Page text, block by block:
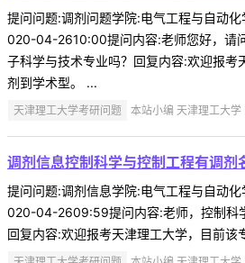
提问问题:调剂问题学院:电气工程与自动
020-04-2610:00提问内容:老师您好，请
子科学与技术专业吗？回复内容:欢迎报考
剂到学术型。 ...
天津理工大学考研问题 本站小编 天津理工大
调剂信息控制科学与控制工程有调剂
提问问题:调剂信息学院:电气工程与自动
020-04-2609:59提问内容:老师，控制科
回复内容:欢迎报考天津理工大学，目前该